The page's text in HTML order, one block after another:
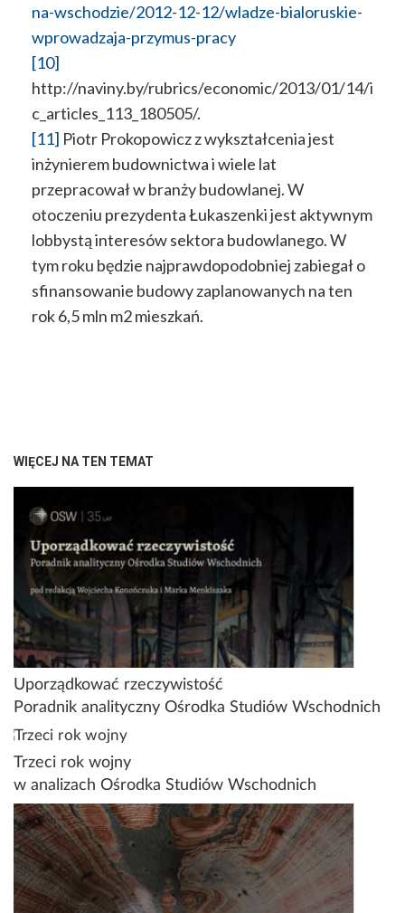
na-wschodzie/2012-12-12/wladze-bialoruskie-
wprowadzaja-przymus-pracy
[10]
http://naviny.by/rubrics/economic/2013/01/14/i
c_articles_113_180505/.
[11] Piotr Prokopowicz z wykształcenia jest
inżynierem budownictwa i wiele lat
przepracował w branży budowlanej. W
otoczeniu prezydenta Łukaszenki jest aktywnym
lobbystą interesów sektora budowlanego. W
tym roku będzie najprawdopodobniej zabiegał o
sfinansowanie budowy zaplanowanych na ten
rok 6,5 mln m2 mieszkań.
WIĘCEJ NA TEN TEMAT
Uporządkować rzeczywistość
Poradnik analityczny Ośrodka Studiów Wschodnich
Trzeci rok wojny
w analizach Ośrodka Studiów Wschodnich